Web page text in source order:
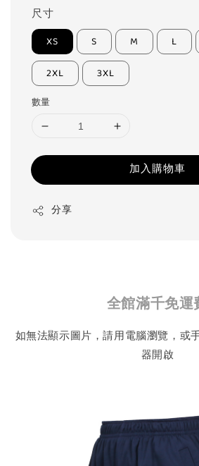
尺寸
XS S M L
2XL 3XL
數量
加入購物車
分享
全館滿千免運
如無法顯示圖片，請用電腦瀏覽，或
器開啟